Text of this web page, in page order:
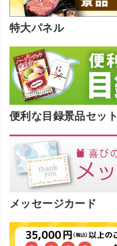
特大パネル
便利な目録景品セット
メッセージカード